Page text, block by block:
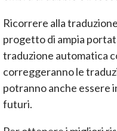
Ricorrere alla
progetto di ampia
traduzione automatica
correggeranno le
potranno anche essere
futuri.